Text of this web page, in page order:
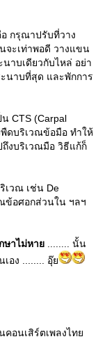
กรุณาปรับที่วาง
ะเท่าพอดี วางแขน
าบเดียวกับไหล่ อย่า
นาบที่สุด และพักการ
CTS (Carpal
พืดบริเวณข้อมือ ทำให้
งบริเวณมือ วิธีแก้ก็
เวณ เช่น De
ข้อศอกส่วนใน ฯลฯ
กษาไม่หา ........ นั้น
เอง ........ อุ๊
คอนเสิร์ตเพลงไท